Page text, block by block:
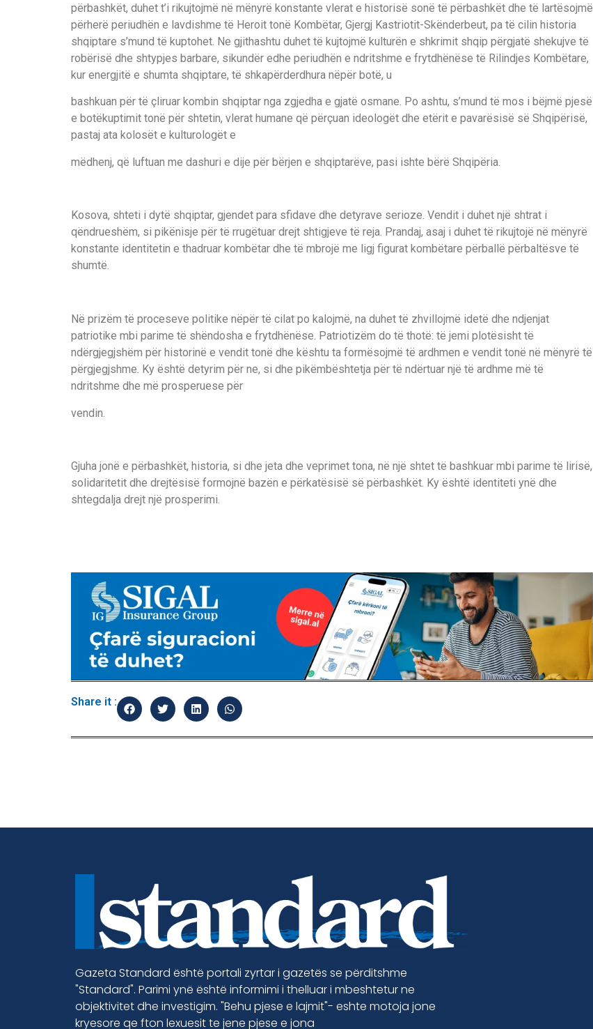
përbashkët, duhet t’i rikujtojmë në mënyrë konstante vlerat e historisë sonë të përbashkët dhe të lartësojmë
përherë periudhën e lavdishme të Heroit tonë Kombëtar, Gjergj Kastriotit-Skënderbeut, pa të cilin historia
shqiptare s’mund të kuptohet. Ne gjithashtu duhet të kujtojmë kulturën e shkrimit shqip përgjatë shekujve të
robërisë dhe shtypjes barbare, sikundër edhe periudhën e ndritshme e frytdhënëse të Rilindjes Kombëtare,
kur energjitë e shumta shqiptare, të shkapërderdhura nëpër botë, u
bashkuan për të çliruar kombin shqiptar nga zgjedha e gjatë osmane. Po ashtu, s’mund të mos i bëjmë pjesë
e botëkuptimit tonë për shtetin, vlerat humane që përçuan ideologët dhe etërit e pavarësisë së Shqipërisë,
pastaj ata kolosët e kulturologët e
mëdhenj, që luftuan me dashuri e dije për bërjen e shqiptarëve, pasi ishte bërë Shqipëria.
Kosova, shteti i dytë shqiptar, gjendet para sfidave dhe detyrave serioze. Vendit i duhet një shtrat i
qëndrueshëm, si pikënisje për të rrugëtuar drejt shtigjeve të reja. Prandaj, asaj i duhet të rikujtojë në mënyrë
konstante identitetin e thadruar kombëtar dhe të mbrojë me ligj figurat kombëtare përballë përbaltësve të
shumtë.
Në prizëm të proceseve politike nëpër të cilat po kalojmë, na duhet të zhvillojmë idetë dhe ndjenjat
patriotike mbi parime të shëndosha e frytdhënëse. Patriotizëm do të thotë: të jemi plotësisht të
ndërgjegjshëm për historinë e vendit tonë dhe kështu ta formësojmë të ardhmen e vendit tonë në mënyrë të
përgjegjshme. Ky është detyrim për ne, si dhe pikëmbështetja për të ndërtuar një të ardhme më të
ndritshme dhe më prosperuese për
vendin.
Gjuha jonë e përbashkët, historia, si dhe jeta dhe veprimet tona, në një shtet të bashkuar mbi parime të lirisë,
solidaritetit dhe drejtësisë formojnë bazën e përkatësisë së përbashkët. Ky është identiteti ynë dhe
shtegdalja drejt një prosperimi.
Share it :
Gazeta Standard është portali zyrtar i gazetës se përditshme
"Standard". Parimi ynë është informimi i thelluar i mbeshtetur ne
objektivitet dhe investigim. "Behu pjese e lajmit"- eshte motoja jone
kryesore qe fton lexuesit te jene pjese e jona